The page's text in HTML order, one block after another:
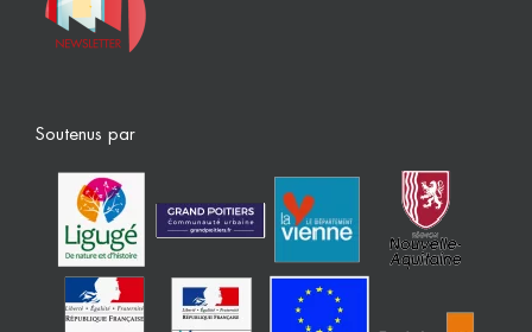
Soutenus par